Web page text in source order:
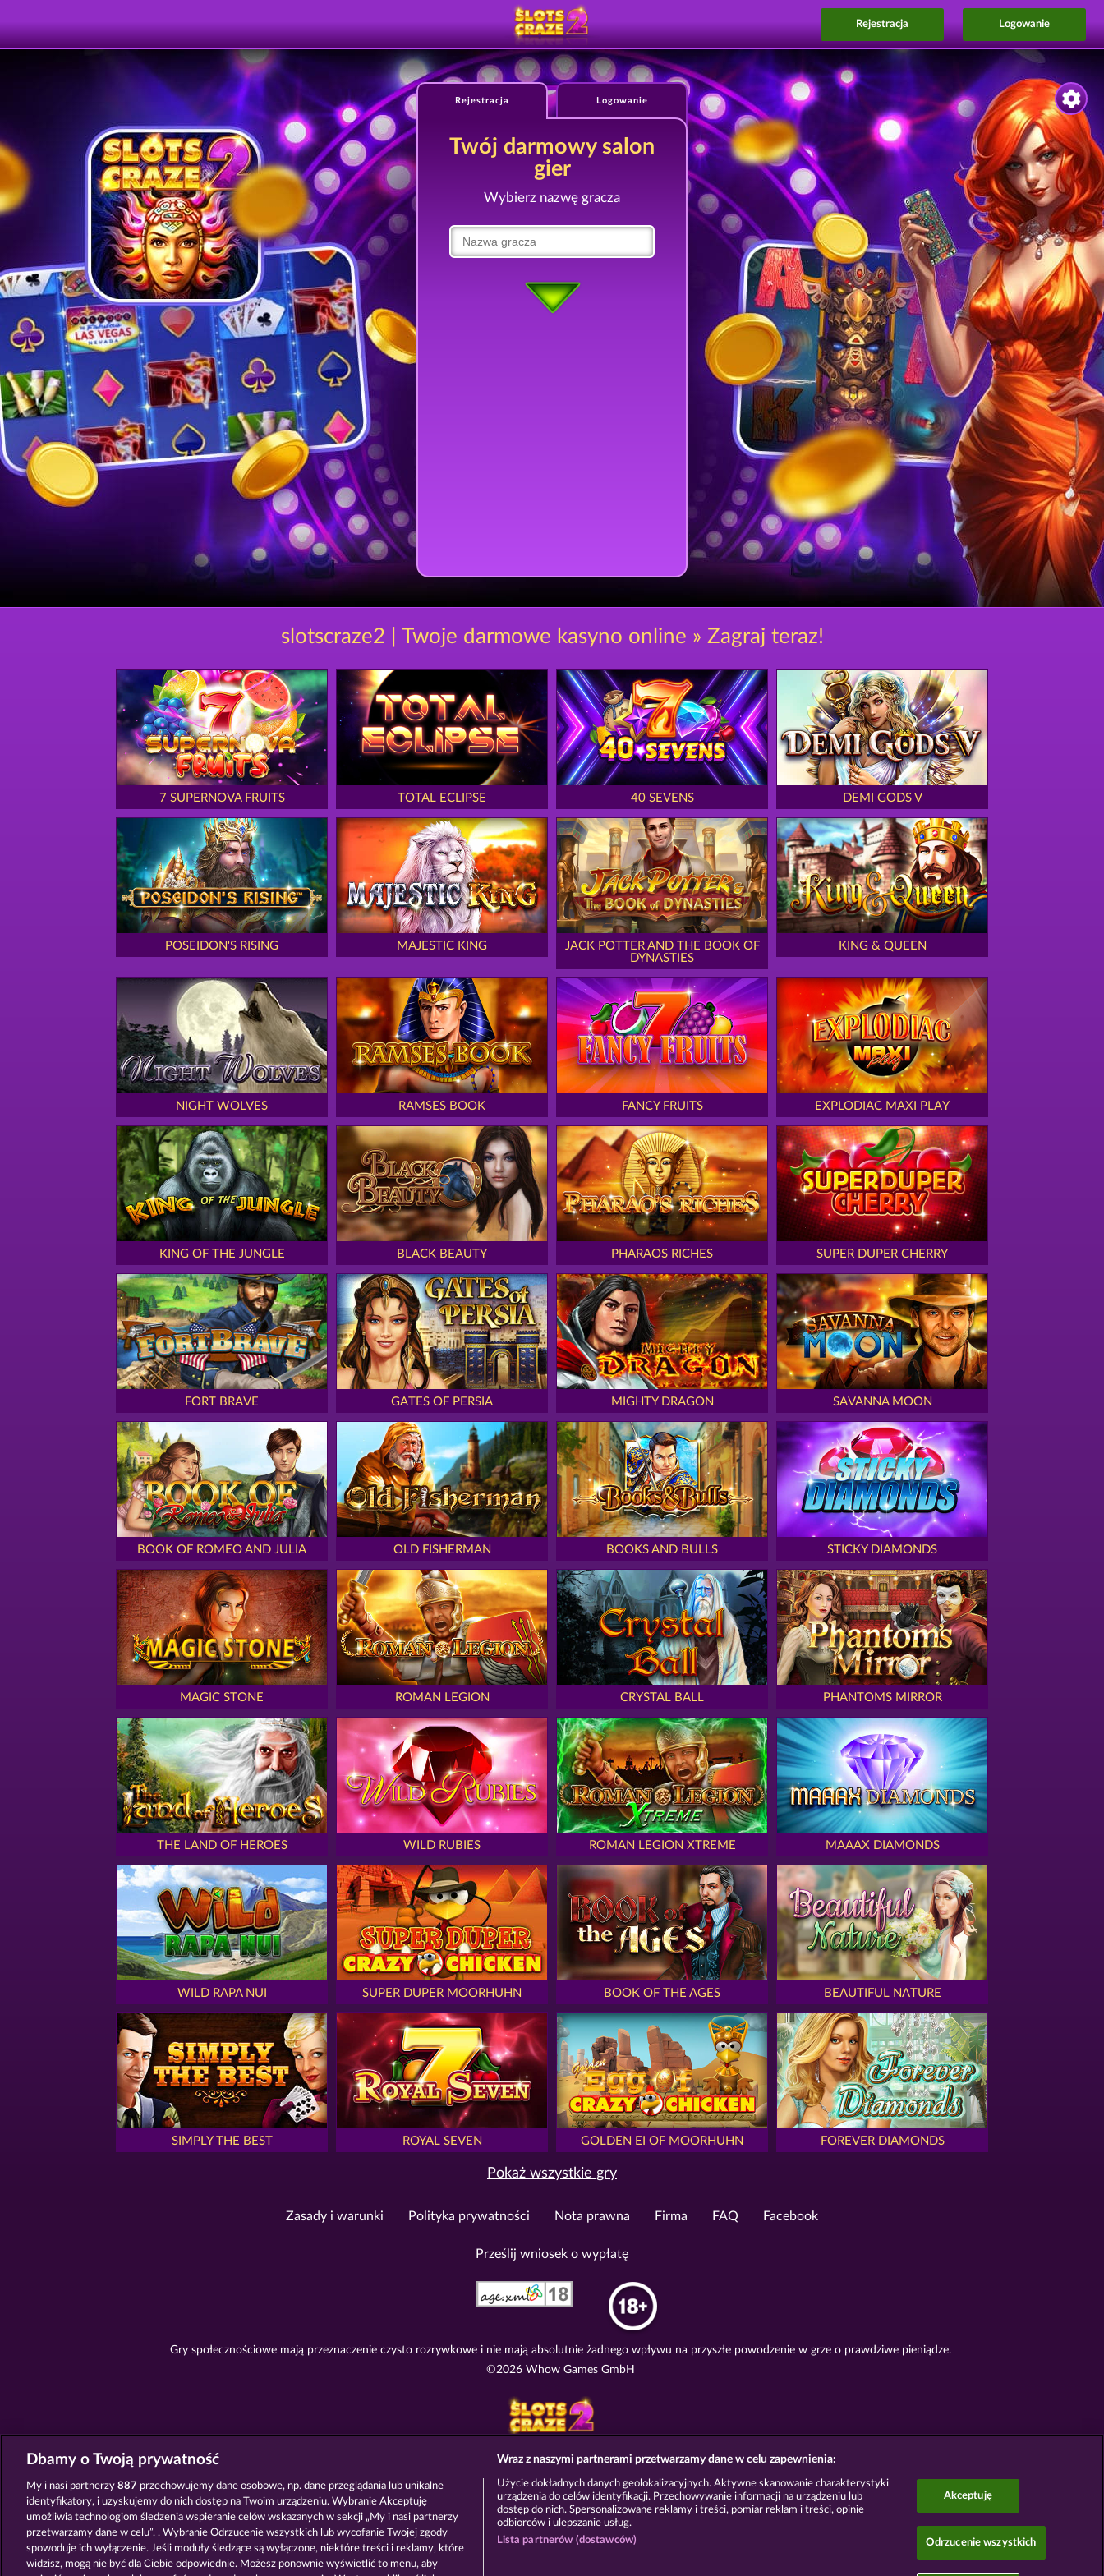
Rejestracja Logowanie
Rejestracja Logowanie
Twój darmowy salon
gier
Wybierz nazwę gracza
slotscraze2 | Twoje darmowe kasyno online » Zagraj teraz!
7 SUPERNOVA FRUITS TOTAL ECLIPSE 40 SEVENS DEMI GODS V
POSEIDON'S RISING MAJESTIC KING
JACK POTTER AND THE BOOK OF
DYNASTIES
KING & QUEEN
NIGHT WOLVES RAMSES BOOK FANCY FRUITS EXPLODIAC MAXI PLAY
KING OF THE JUNGLE BLACK BEAUTY PHARAOS RICHES SUPER DUPER CHERRY
FORT BRAVE GATES OF PERSIA MIGHTY DRAGON SAVANNA MOON
BOOK OF ROMEO AND JULIA OLD FISHERMAN BOOKS AND BULLS STICKY DIAMONDS
MAGIC STONE ROMAN LEGION CRYSTAL BALL PHANTOMS MIRROR
THE LAND OF HEROES WILD RUBIES ROMAN LEGION XTREME MAAAX DIAMONDS
WILD RAPA NUI SUPER DUPER MOORHUHN BOOK OF THE AGES BEAUTIFUL NATURE
SIMPLY THE BEST ROYAL SEVEN GOLDEN EI OF MOORHUHN FOREVER DIAMONDS
Pokaż wszystkie gry
Zasady i warunki Polityka prywatności Nota prawna Firma FAQ Facebook
Prześlij wniosek o wypłatę
Gry społecznościowe mają przeznaczenie czysto rozrywkowe i nie mają absolutnie żadnego wpływu na przyszłe powodzenie w grze o prawdziwe pieniądze.
©2026 Whow Games GmbH
Dbamy o Twoją prywatność
My i nasi partnerzy 887 przechowujemy dane osobowe, np. dane przeglądania lub unikalne
identyfikatory, i uzyskujemy do nich dostęp na Twoim urządzeniu. Wybranie Akceptuję
umożliwia technologiom śledzenia wspieranie celów wskazanych w sekcji „My i nasi partnerzy
przetwarzamy dane w celu”. . Wybranie Odrzucenie wszystkich lub wycofanie Twojej zgody
spowoduje ich wyłączenie. Jeśli moduły śledzące są wyłączone, niektóre treści i reklamy, które
widzisz, mogą nie być dla Ciebie odpowiednie. Możesz ponownie wyświetlić to menu, aby
Wraz z naszymi partnerami przetwarzamy dane w celu zapewnienia:
Użycie dokładnych danych geolokalizacyjnych. Aktywne skanowanie charakterystyki
urządzenia do celów identyfikacji. Przechowywanie informacji na urządzeniu lub
dostęp do nich. Spersonalizowane reklamy i treści, pomiar reklam i treści, opinie
odbiorców i ulepszanie usług.
Lista partnerów (dostawców)
Akceptuję
Odrzucenie wszystkich